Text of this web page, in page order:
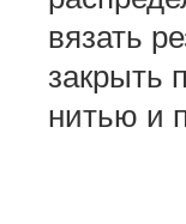
вязать
закрыть
нитью и